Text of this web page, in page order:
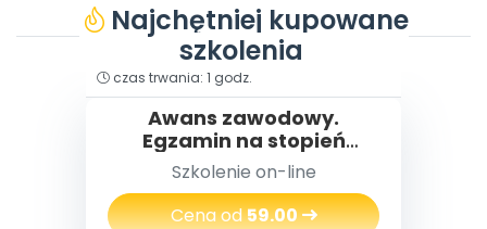
Najchętniej kupowane
szkolenia
typ: szkolenie filmowe
czas trwania: 1 godz.
Awans zawodowy.
Egzamin na stopień
nauczyciela
mianowanego w praktyce
Szkolenie on-line
Cena od59.00